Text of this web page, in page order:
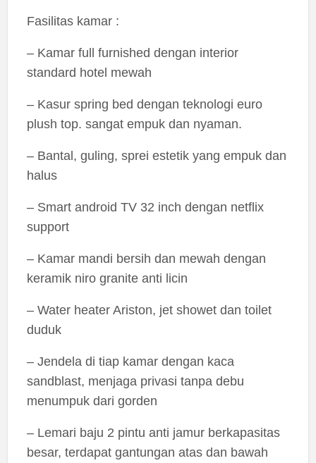
Fasilitas kamar :
– Kamar full furnished dengan interior
standard hotel mewah
– Kasur spring bed dengan teknologi euro
plush top. sangat empuk dan nyaman.
– Bantal, guling, sprei estetik yang empuk dan
halus
– Smart android TV 32 inch dengan netflix
support
– Kamar mandi bersih dan mewah dengan
keramik niro granite anti licin
– Water heater Ariston, jet showet dan toilet
duduk
– Jendela di tiap kamar dengan kaca
sandblast, menjaga privasi tanpa debu
menumpuk dari gorden
– Lemari baju 2 pintu anti jamur berkapasitas
besar, terdapat gantungan atas dan bawah